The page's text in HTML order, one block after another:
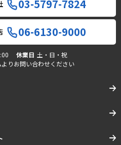
03-5797-7824
06-6130-9000
休業日 土・日・祝
りお問い合わせください